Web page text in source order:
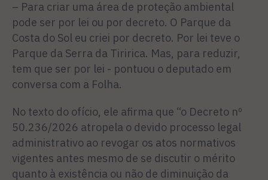
– Para criar uma área de proteção ambiental
pode ser por lei ou por decreto. O Parque da
Costa do Sol eu criei por decreto. Por lei teve o
Parque da Serra da Tiririca. Mas, para reduzir,
tem que ser por lei - pontuou o deputado em
conversa com a Folha.
No texto do ofício, ele afirma que “o Decreto nº
50.236/2026 atropela o devido processo legal
administrativo ao revogar os atos normativos
vigentes antes mesmo de se discutir o mérito
quanto à existência ou não de diminuição da